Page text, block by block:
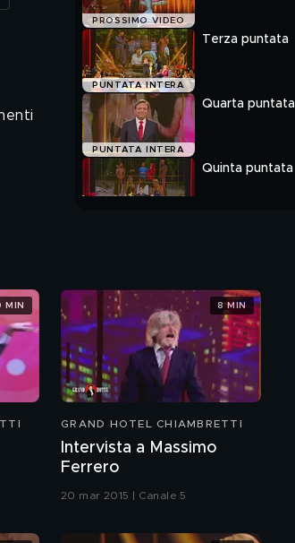
PROSSIMO VIDEO
PUNTATA INTERA
Terza puntata
PUNTATA INTERA
Quarta puntata
Quinta puntata
MIN
GRAND HOTEL CHIAMBRETTI
Intervista a Massimo
Ferrero
20 mar 2015 | Canale 5
8 MIN